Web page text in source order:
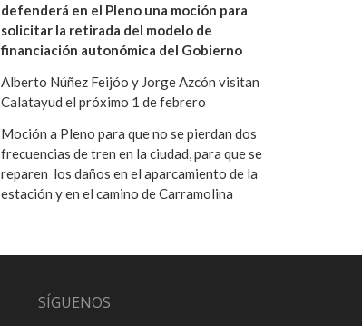
defenderá en el Pleno una moción para
solicitar la retirada del modelo de
financiación autonómica del Gobierno
Alberto Núñez Feijóo y Jorge Azcón visitan
Calatayud el próximo 1 de febrero
Moción a Pleno para que no se pierdan dos
frecuencias de tren en la ciudad, para que se
reparen los daños en el aparcamiento de la
estación y en el camino de Carramolina
SÍGUENOS